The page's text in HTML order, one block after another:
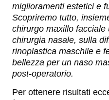
miglioramenti estetici e
Scopriremo tutto,
chirurgo maxillo
chirurgia nasale, sulla
rinoplastica maschile e
bellezza per un naso
post-operatorio.
Per ottenere risultati